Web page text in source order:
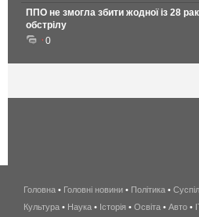
ППО не змогла збити жодної із 28
обстрілу
0
Головна • Головні новини • Політика •
Культура • Наука • Історія • Освіта • Авто •